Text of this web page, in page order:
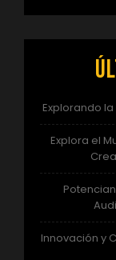
Explorando
Explora el
Innovación y